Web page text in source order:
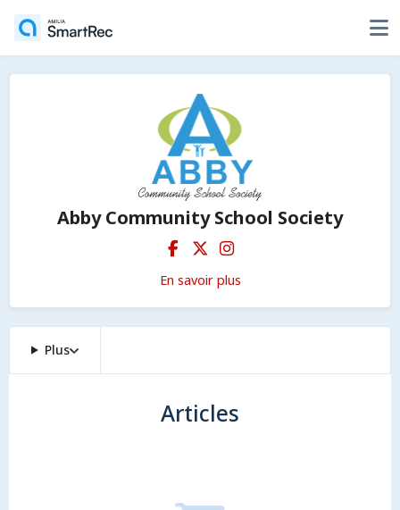
Abby Community School Society
En savoir plus
Plus
Articles